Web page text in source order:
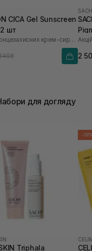
CICA Gel Sunscreen
шт
Набір сонцезахисних крем-сироваток
2
для догляду
Triphala
-